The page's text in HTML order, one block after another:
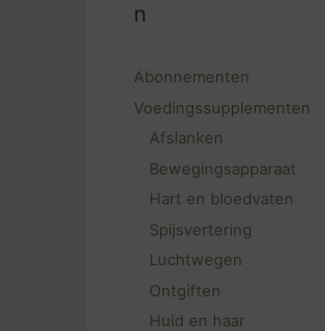
n
Abonnementen
Voedingssupplementen
Afslanken
Bewegingsapparaat
Hart en bloedvaten
Spijsvertering
Luchtwegen
Ontgiften
Huid en haar